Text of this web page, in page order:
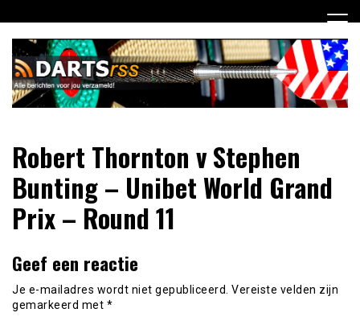
naar
inhoud
DartsRSS
verzameld!
Robert Thornton v Stephen
Bunting – Unibet World Grand
Prix – Round 11
Geef een reactie
Je e-mailadres wordt niet gepubliceerd. Vereiste velden zijn
gemarkeerd met *